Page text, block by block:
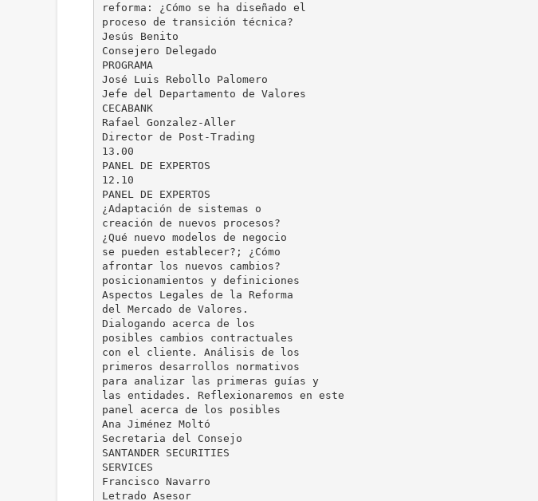
reforma: ¿Cómo se ha diseñado el
proceso de transición técnica?
Jesús Benito
Consejero Delegado
PROGRAMA
José Luis Rebollo Palomero
Jefe del Departamento de Valores
CECABANK
Rafael Gonzalez-Aller
Director de Post-Trading
13.00
PANEL DE EXPERTOS
12.10
PANEL DE EXPERTOS
¿Adaptación de sistemas o
creación de nuevos procesos?
¿Qué nuevo modelos de negocio
se pueden establecer?; ¿Cómo
afrontar los nuevos cambios?
posicionamientos y definiciones
Aspectos Legales de la Reforma
del Mercado de Valores.
Dialogando acerca de los
posibles cambios contractuales
con el cliente. Análisis de los
primeros desarrollos normativos
para analizar las primeras guías y
las entidades. Reflexionaremos en este
panel acerca de los posibles
Ana Jiménez Moltó
Secretaria del Consejo
SANTANDER SECURITIES
SERVICES
Francisco Navarro
Letrado Asesor